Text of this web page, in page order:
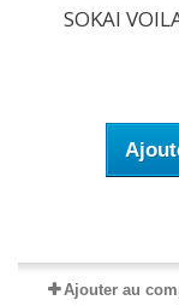
SOKAI
Ajouter au